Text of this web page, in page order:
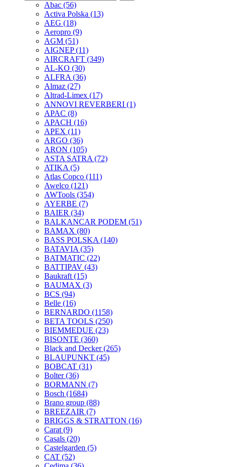
Abac (56)
Activa Polska (13)
AEG (18)
Aeropro (9)
AGM (51)
AIGNEP(11)
AIRCRAFT (349)
AL-KO (30)
ALFRA (36)
Almaz (27)
Altrad-Limex (17)
ANNOVI REVERBERI (1)
APAC (8)
APACH (16)
APEX (11)
ARGO (36)
ARON (105)
ASTA SATRA (72)
ATIKA (5)
Atlas Copco (111)
Awelco (121)
AWTools (354)
AYERBE (7)
BAIER (34)
BALKANCAR PODEM (51)
BAMAX (80)
BASS POLSKA (140)
BATAVIA (35)
BATMATIC (22)
BATTIPAV (43)
Baukraft (15)
BAUMAX (3)
BCS (94)
Belle (16)
BERNARDO (1158)
BETA TOOLS (250)
BIEMMEDUE (23)
BISONTE (360)
Black and Decker(265)
BLAUPUNKT (45)
BOBCAT (31)
Bolter(36)
BORMANN (7)
Bosch (1684)
Brano group (88)
BREEZAIR (7)
BRIGGS & STRATTON (16)
Carat (9)
Casals (20)
Castelgarden (5)
CAT (52)